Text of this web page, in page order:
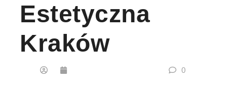
Estetyczna
Kraków
0